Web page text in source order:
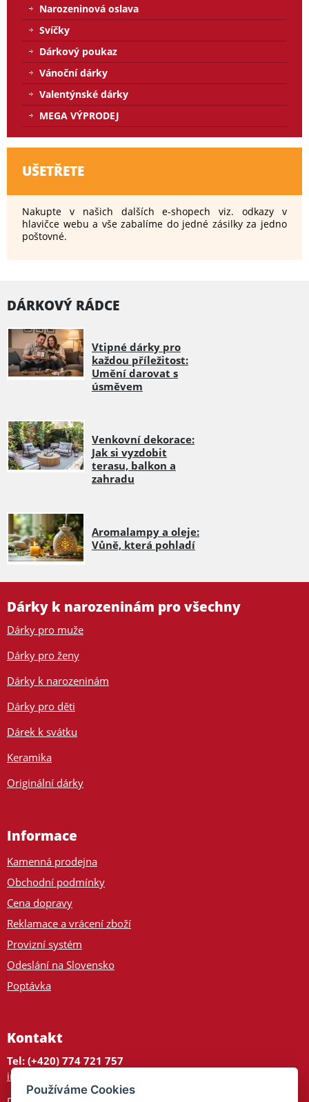
Narozeninová oslava
Svíčky
Dárkový poukaz
Vánoční dárky
Valentýnské dárky
MEGA VÝPRODEJ
UŠETŘETE
Nakupte v našich dalších e-shopech viz. odkazy v
hlavičce webu a vše zabalíme do jedné zásilky za jedno
poštovné.
DÁRKOVÝ RÁDCE
Vtipné dárky pro
každou příležitost:
Umění darovat s
úsměvem
Venkovní dekorace:
Jak si vyzdobit
terasu, balkon a
zahradu
Aromalampy a oleje:
Vůně, která pohladí
Dárky k narozeninám pro všechny
Dárky pro muže
Dárky pro ženy
Dárky k narozeninám
Dárky pro děti
Dárek k svátku
Keramika
Originální dárky
Informace
Kamenná prodejna
Obchodní podmínky
Cena dopravy
Reklamace a vrácení zboží
Provizní systém
Odeslání na Slovensko
Poptávka
Kontakt
Tel: (+420) 774 721 757
info@tajnedarky.cz
Používáme Cookies